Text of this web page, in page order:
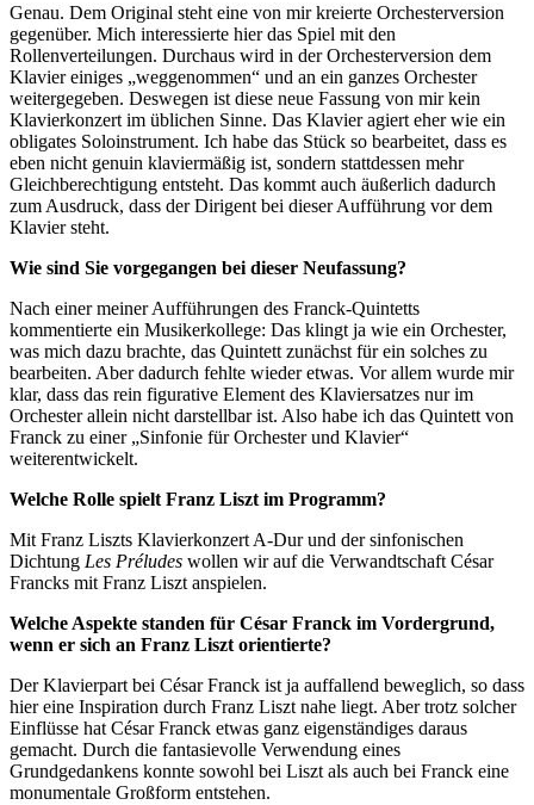
Genau. Dem Original steht eine von mir kreierte Orchesterversion
gegenüber. Mich interessierte hier das Spiel mit den
Rollenverteilungen. Durchaus wird in der Orchesterversion dem
Klavier einiges „weggenommen“ und an ein ganzes Orchester
weitergegeben. Deswegen ist diese neue Fassung von mir kein
Klavierkonzert im üblichen Sinne. Das Klavier agiert eher wie ein
obligates Soloinstrument. Ich habe das Stück so bearbeitet, dass es
eben nicht genuin klaviermäßig ist, sondern stattdessen mehr
Gleichberechtigung entsteht. Das kommt auch äußerlich dadurch
zum Ausdruck, dass der Dirigent bei dieser Aufführung vor dem
Klavier steht.
Wie sind Sie vorgegangen bei dieser Neufassung?
Nach einer meiner Aufführungen des Franck-Quintetts
kommentierte ein Musikerkollege: Das klingt ja wie ein Orchester,
was mich dazu brachte, das Quintett zunächst für ein solches zu
bearbeiten. Aber dadurch fehlte wieder etwas. Vor allem wurde mir
klar, dass das rein figurative Element des Klaviersatzes nur im
Orchester allein nicht darstellbar ist. Also habe ich das Quintett von
Franck zu einer „Sinfonie für Orchester und Klavier“
weiterentwickelt.
Welche Rolle spielt Franz Liszt im Programm?
Mit Franz Liszts Klavierkonzert A-Dur und der sinfonischen
Dichtung Les Préludes wollen wir auf die Verwandtschaft César
Francks mit Franz Liszt anspielen.
Welche Aspekte standen für César Franck im Vordergrund,
wenn er sich an Franz Liszt orientierte?
Der Klavierpart bei César Franck ist ja auffallend beweglich, so dass
hier eine Inspiration durch Franz Liszt nahe liegt. Aber trotz solcher
Einflüsse hat César Franck etwas ganz eigenständiges daraus
gemacht. Durch die fantasievolle Verwendung eines
Grundgedankens konnte sowohl bei Liszt als auch bei Franck eine
monumentale Großform entstehen.